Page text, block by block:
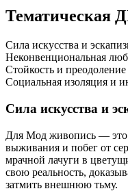
Тематическая
Сила искусства и
Неконвенциональная
Стойкость и преодоление
Социальная изоляция и
Сила искусства и
Для Мод живопись — это
выживания и побег от
мрачной лачуги в
свою реальность,
затмить внешнюю тьму.